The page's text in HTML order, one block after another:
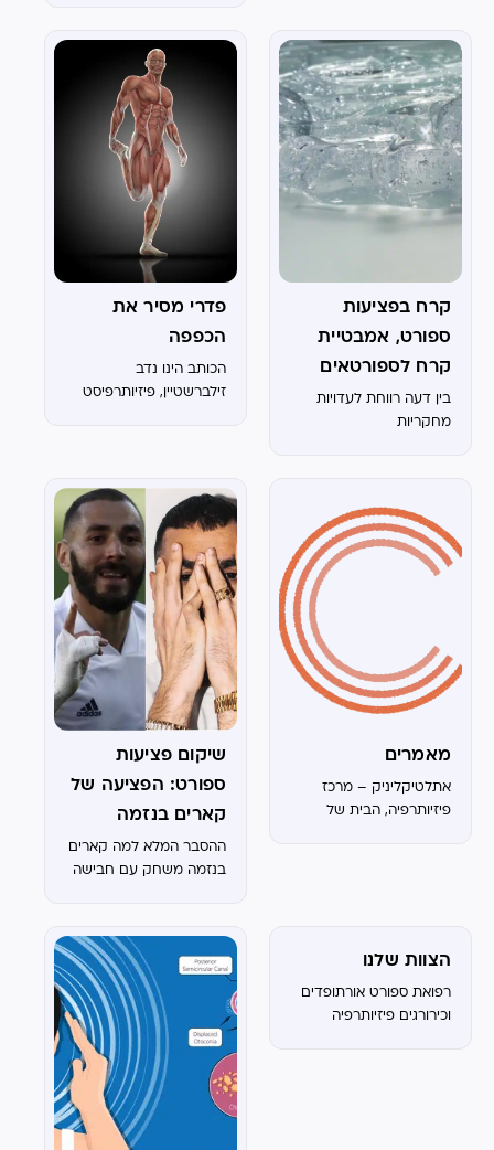
קרח בפציעות
ספורט, אמבטיית
קרח לספורטאים
בין דעה רווחת לעדויות
מחקריות
פדרי מסיר את
הכפפה
הכותב הינו נדב
זילברשטיין, פיזיותרפיסט
אורתופדיים. מאת: אחד
הדברים שדיברו עליו הרבה
בקיץ ברשתות הוא ההכנה
של פדרי לעונה. בחלק
גדול מהמקרים, ברגע
שיש...
מאמרים
אתלטיקליניק – מרכז
פיזיותרפיה, הבית של
ברכיים כאבי גב...
שיקום פציעות
ספורט: הפציעה של
קארים בנזמה
ההסבר המלא למה קארים
בנזמה משחק עם חבישה
הצוות שלנו
רפואת ספורט אורתופדים
וכירורגים פיזיותרפיה